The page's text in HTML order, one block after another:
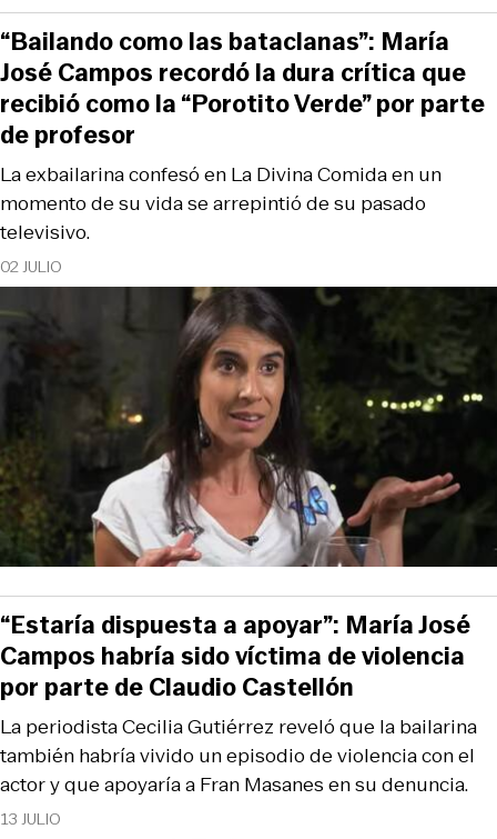
02 JULIO
La exbailarina confesó en La Divina Comida en un
momento de su vida se arrepintió de su pasado
televisivo.
“Bailando como las bataclanas”: María
José Campos recordó la dura crítica que
recibió como la “Porotito Verde” por parte
de profesor
13 JULIO
La periodista Cecilia Gutiérrez reveló que la bailarina
también habría vivido un episodio de violencia con el
actor y que apoyaría a Fran Masanes en su denuncia.
“Estaría dispuesta a apoyar”: María José
Campos habría sido víctima de violencia
por parte de Claudio Castellón